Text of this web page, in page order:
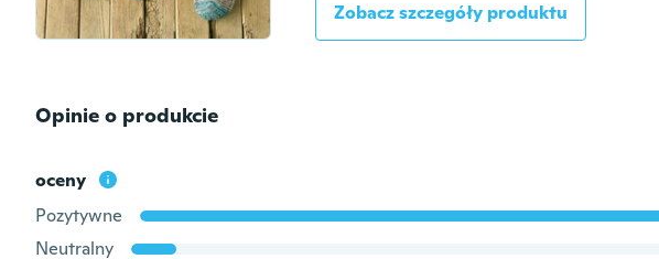
Zobacz szczegóły produktu
Opinie o produkcie
oceny
Pozytywne
Neutralny